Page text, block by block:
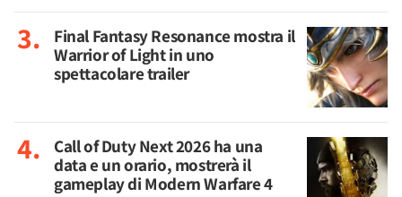
Final Fantasy Resonance mostra il
Warrior of Light in uno
spettacolare trailer
Call of Duty Next 2026 ha una
data e un orario, mostrerà il
gameplay di Modern Warfare 4